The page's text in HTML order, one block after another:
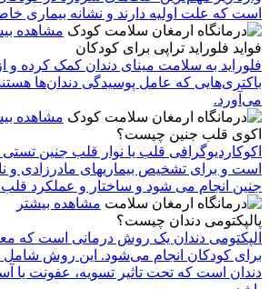
است که علت اولیه دارند و نشانه بیماری
مشاهده
فواید فلوراید تراپی برای کودکان
فلوراید به سلامت مینای دندان کمک کرده و
باکتری‌هایی که عامل پوسیدگی دندان‌ها
می‌آورد.
مشاهده
اکوی قلب جنین چیست؟
اکوکاردیوگرافی قلب یا نوار قلب جنین
است و برای تشخیص بیماریهای مادرزادی و
جنین انجام می شود و ساختار و عملکرد
مشاهده بیشتر
پالپکتومی دندان چیست؟
الپکتومی دندان یک روش درمانی است که
برای کودکان انجام می‌شود. این روش
دندان است که تحت تاثیر تسویه، عفونت یا